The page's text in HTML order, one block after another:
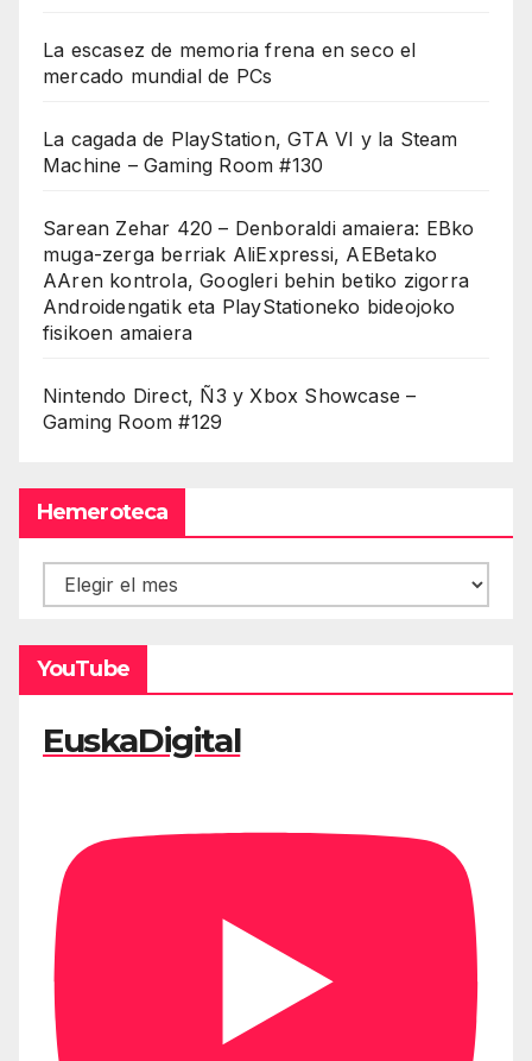
La escasez de memoria frena en seco el
mercado mundial de PCs
La cagada de PlayStation, GTA VI y la Steam
Machine – Gaming Room #130
Sarean Zehar 420 – Denboraldi amaiera: EBko
muga-zerga berriak AliExpressi, AEBetako
AAren kontrola, Googleri behin betiko zigorra
Androidengatik eta PlayStationeko bideojoko
fisikoen amaiera
Nintendo Direct, Ñ3 y Xbox Showcase –
Gaming Room #129
Hemeroteca
Hemeroteca
YouTube
EuskaDigital